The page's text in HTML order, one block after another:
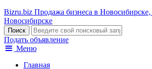
Bizru.biz Продажа бизнеса в
Новосибирске
Подать объявление
Меню
Главная